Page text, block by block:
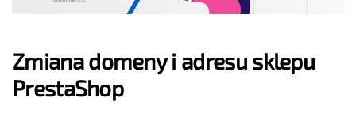
Zmiana domeny i adresu sklepu
PrestaShop